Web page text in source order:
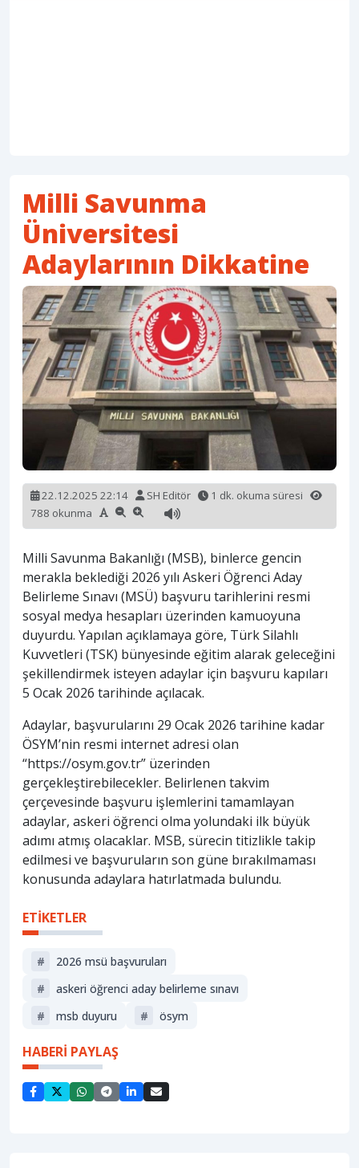
Milli Savunma
Üniversitesi
Adaylarının Dikkatine
22.12.2025 22:14 SH Editör
1 dk. okuma süresi
788 okunma
Milli Savunma Bakanlığı (MSB), binlerce gencin
merakla beklediği 2026 yılı Askeri Öğrenci Aday
Belirleme Sınavı (MSÜ) başvuru tarihlerini resmi
sosyal medya hesapları üzerinden kamuoyuna
duyurdu. Yapılan açıklamaya göre, Türk Silahlı
Kuvvetleri (TSK) bünyesinde eğitim alarak geleceğini
şekillendirmek isteyen adaylar için başvuru kapıları
5 Ocak 2026 tarihinde açılacak.
Adaylar, başvurularını 29 Ocak 2026 tarihine kadar
ÖSYM’nin resmi internet adresi olan
“https://osym.gov.tr” üzerinden
gerçekleştirebilecekler. Belirlenen takvim
çerçevesinde başvuru işlemlerini tamamlayan
adaylar, askeri öğrenci olma yolundaki ilk büyük
adımı atmış olacaklar. MSB, sürecin titizlikle takip
edilmesi ve başvuruların son güne bırakılmaması
konusunda adaylara hatırlatmada bulundu.
ETİKETLER
#
2026 msü başvuruları
#
askeri öğrenci aday belirleme sınavı
#
msb duyuru # ösym
HABERİ PAYLAŞ